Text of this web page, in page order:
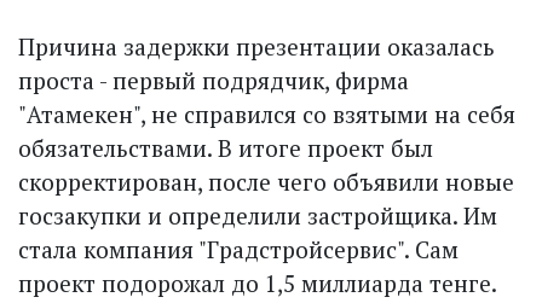
Причина задержки презентации оказалась
проста - первый подрядчик, фирма
"Атамекен", не справился со взятыми на себя
обязательствами. В итоге проект был
скорректирован, после чего объявили новые
госзакупки и определили застройщика. Им
стала компания "Градстройсервис". Сам
проект подорожал до 1,5 миллиарда тенге.